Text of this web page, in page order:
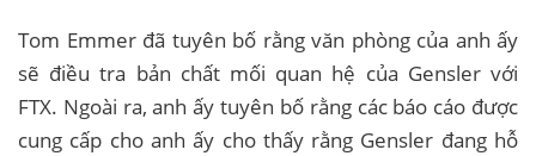
Tom Emmer đã tuyên bố rằng văn phòng của anh ấy
sẽ điều tra bản chất mối quan hệ của Gensler với
FTX. Ngoài ra, anh ấy tuyên bố rằng các báo cáo được
cung cấp cho anh ấy cho thấy rằng Gensler đang hỗ